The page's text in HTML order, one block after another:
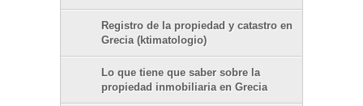
Registro de la propiedad y catastro en
Grecia (ktimatologio)
Lo que tiene que saber sobre la
propiedad inmobiliaria en Grecia